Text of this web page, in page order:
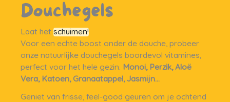
Douchegels
Laat het schuimen!
Voor een echte boost onder de douche, probeer
onze natuurlijke douchegels boordevol vitamines,
perfect voor het hele gezin. Monoi, Perzik, Aloë
Vera, Katoen, Granaatappel, Jasmijn…
Geniet van frisse, feel-good geuren om je ochtend